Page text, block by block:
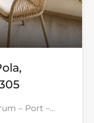
– Port –…